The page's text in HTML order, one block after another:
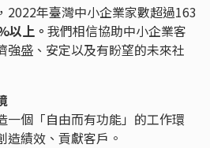
2022年臺灣中小企業家數超過163
以上。 我們相信協助中小企業客
強盛、安定以及有盼望的未來社
一個「自由而有功能」的工作環
造績效、貢獻客戶。